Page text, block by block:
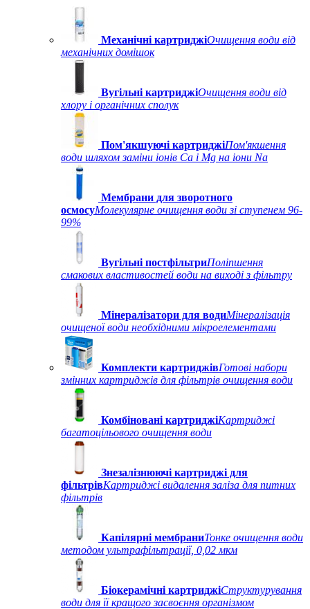
Механічні картриджіОчищення води від
механічних домішок
Вугільні картриджіОчищення води від
хлору і органічних сполук
Пом'якшуючі картриджіПом'якшення
води шляхом заміни іонів Ca і Mg на іони Na
Мембрани для зворотного
осмосуМолекулярне очищення води зі ступенем 96-
99%
Вугільні постфільтриПоліпшення
смакових властивостей води на виході з фільтру
Мінералізатори для водиМінералізація
очищеної води необхідними мікроелементами
Комплекти картриджівГотові набори
змінних картриджів для фільтрів очищення води
Комбіновані картриджіКартриджі
багатоцільового очищення води
Знезалізнюючі картриджі для
фільтрівКартриджі видалення заліза для питних
фільтрів
Капілярні мембраниТонке очищення води
методом ультрафільтрації, 0,02 мкм
Біокерамічні картриджіСтруктурування
води для її кращого засвоєння організмом